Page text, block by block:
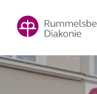
zum
Inhalt